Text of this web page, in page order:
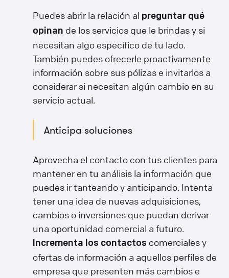
Puedes abrir la relación al preguntar qué
opinan de los servicios que le brindas y si
necesitan algo específico de tu lado.
También puedes ofrecerle proactivamente
información sobre sus pólizas e invitarlos a
considerar si necesitan algún cambio en su
servicio actual.
Anticipa soluciones
Aprovecha el contacto con tus clientes para
mantener en tu análisis la información que
puedes ir tanteando y anticipando. Intenta
tener una idea de nuevas adquisiciones,
cambios o inversiones que puedan derivar
una oportunidad comercial a futuro.
Incrementa los contactos comerciales y
ofertas de información a aquellos perfiles de
empresa que presenten más cambios e